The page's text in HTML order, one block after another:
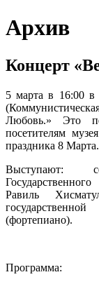
Архив
Концерт
5 марта в 16:00
Любовь.» Это
посетителям
праздника 8 Марта.
Выступают:
Равиль
(фортепиано).
Программа: